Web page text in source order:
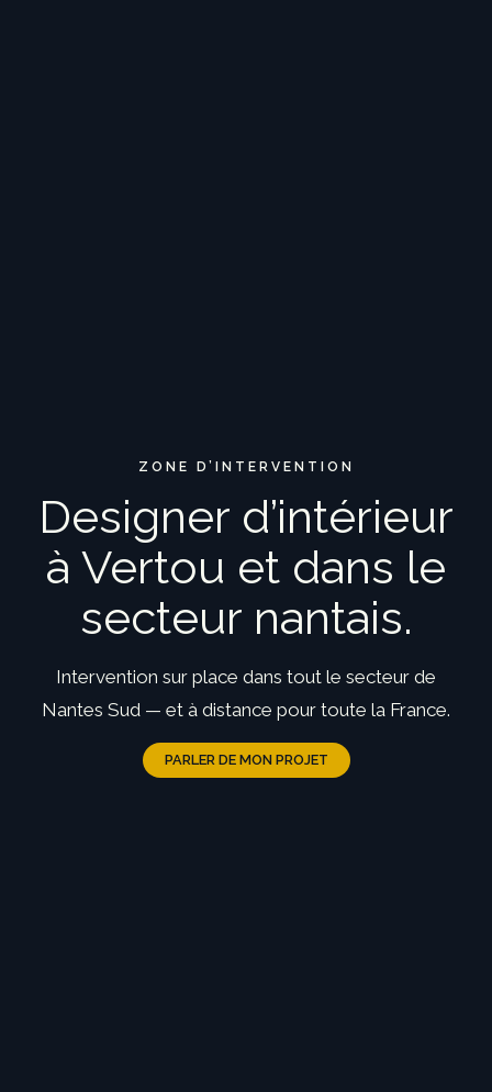
ZONE D’INTERVENTION
Designer d’intérieur
à Vertou et dans le
secteur nantais.
Intervention sur place dans tout le secteur de
Nantes Sud — et à distance pour toute la France.
PARLER DE MON PROJET